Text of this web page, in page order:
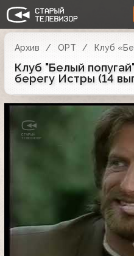
Архив ОРТ Клуб
Клуб "Белый
берегу Истры (14